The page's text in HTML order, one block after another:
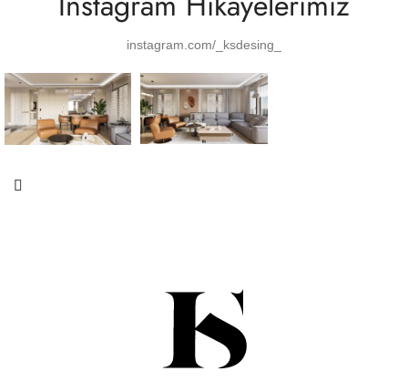
instagram.com/_ksdesing_